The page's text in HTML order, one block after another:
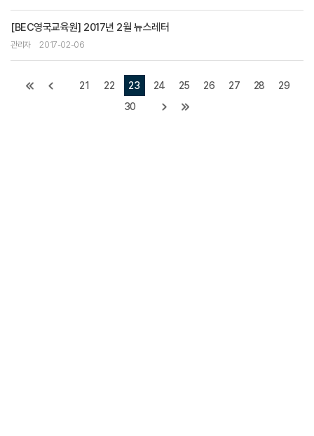
[BEC영국교육원] 2017년 2월 뉴스레터
관리자 2017-02-06
21 22 23 24 25 26 27 28
29
30